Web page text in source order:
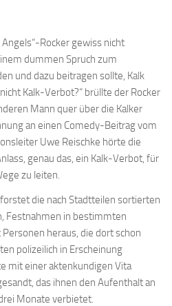
Rocker gewiss nicht
dummen Spruch zum
und dazu beitragen sollte, Kalk
Kalk-Verbot?“ brüllte der Rocker
Mann quer über die Kalker
an einen Comedy-Beitrag vom
Uwe Reischke hörte die
genau das, ein Kalk-Verbot, für
zu leiten.
die nach Stadtteilen sortierten
Festnahmen in bestimmten
heraus, die dort schon
polizeilich in Erscheinung
mit einer aktenkundigen Vita
das ihnen den Aufenthalt an
Monate verbietet.